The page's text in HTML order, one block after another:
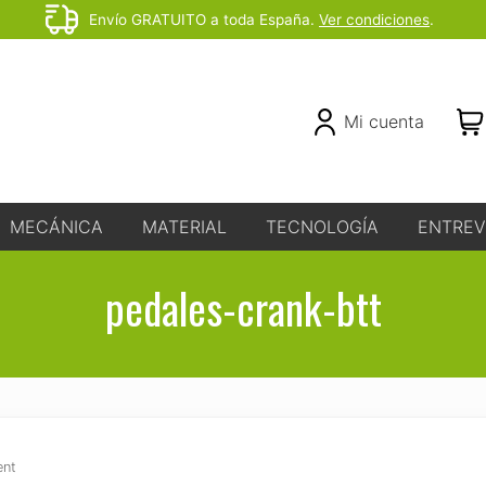
Before
Envío GRATUITO a toda España. Ver condiciones.
Header
RightMi cuenta
MECÁNICA MATERIAL TECNOLOGÍA
pedales-crank-btt